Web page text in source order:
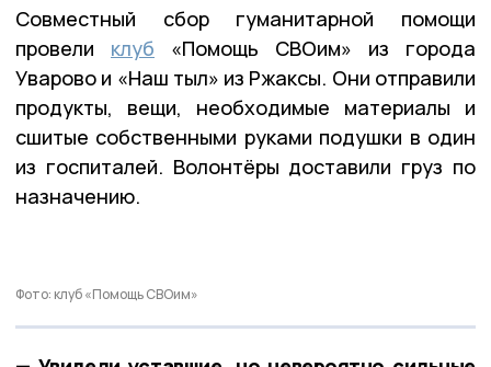
Совместный сбор гуманитарной помощи
провели клуб «Помощь СВОим» из города
Уварово и «Наш тыл» из Ржаксы. Они отправили
продукты, вещи, необходимые материалы и
сшитые собственными руками подушки в один
из госпиталей. Волонтёры доставили груз по
назначению.
Фото: клуб «Помощь СВОим»